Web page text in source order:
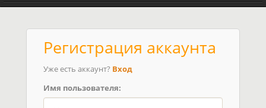
Регистрация аккаунта
Уже есть аккаунт? Вход
Имя пользователя: